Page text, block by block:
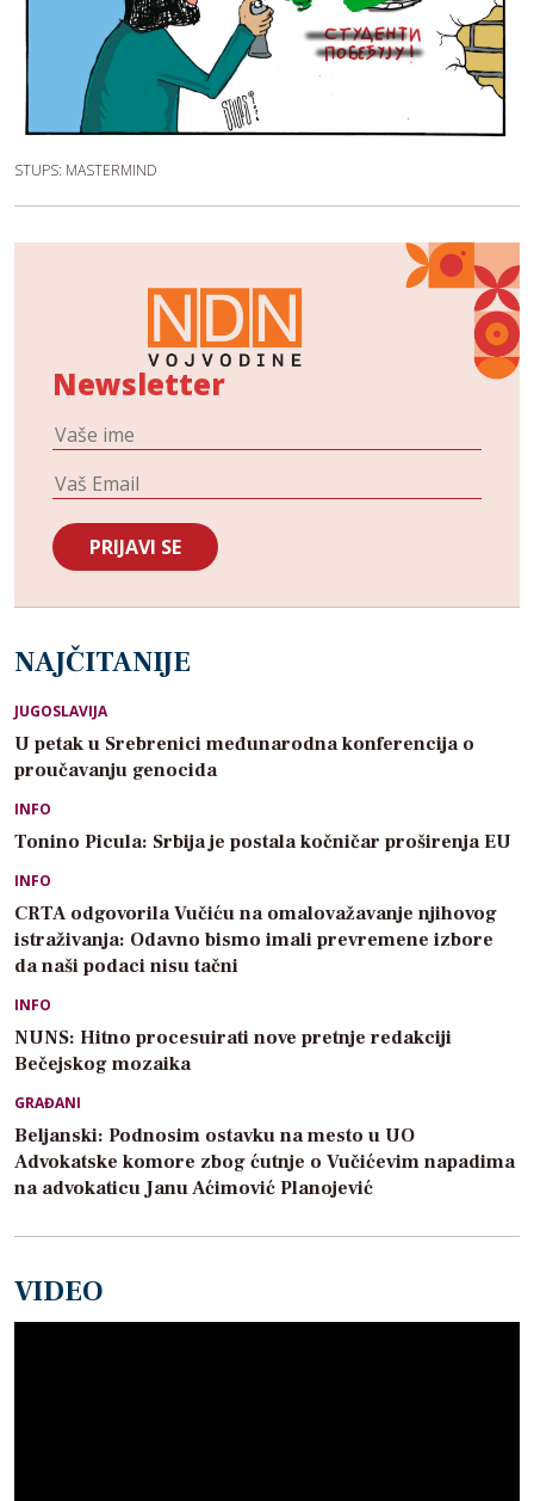
STUPS: MASTERMIND
Newsletter
NAJČITANIJE
JUGOSLAVIJA
U petak u Srebrenici međunarodna konferencija o
proučavanju genocida
INFO
Tonino Picula: Srbija je postala kočničar proširenja EU
INFO
CRTA odgovorila Vučiću na omalovažavanje njihovog
istraživanja: Odavno bismo imali prevremene izbore
da naši podaci nisu tačni
INFO
NUNS: Hitno procesuirati nove pretnje redakciji
Bečejskog mozaika
GRAĐANI
Beljanski: Podnosim ostavku na mesto u UO
Advokatske komore zbog ćutnje o Vučićevim napadima
na advokaticu Janu Aćimović Planojević
VIDEO